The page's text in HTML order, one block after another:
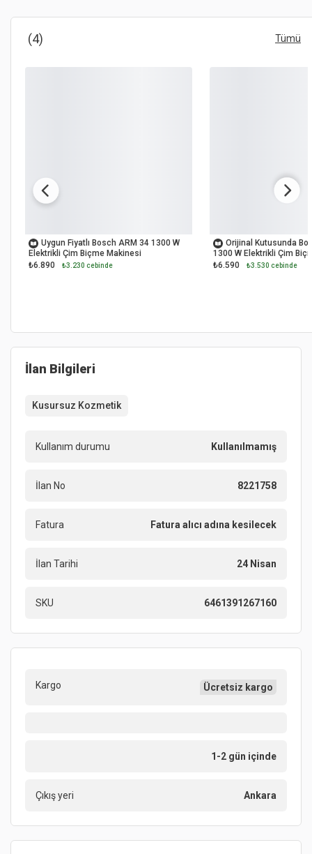
(4) Tümü
Uygun Fiyatlı Bosch ARM 34 1300 W
Elektrikli Çim Biçme Makinesi
₺6.890
₺3.230 cebinde
Orijinal Kutusunda
1300 W Elektrikli Çim
₺6.590
₺3.530 cebinde
İlan Bilgileri
Kusursuz Kozmetik
Kullanım durumu Kullanılmamış
İlan No 8221758
Fatura Fatura alıcı adına kesilecek
İlan Tarihi 24 Nisan
SKU 6461391267160
Kargo Ücretsiz kargo
1-2 gün içinde
Çıkış yeri Ankara